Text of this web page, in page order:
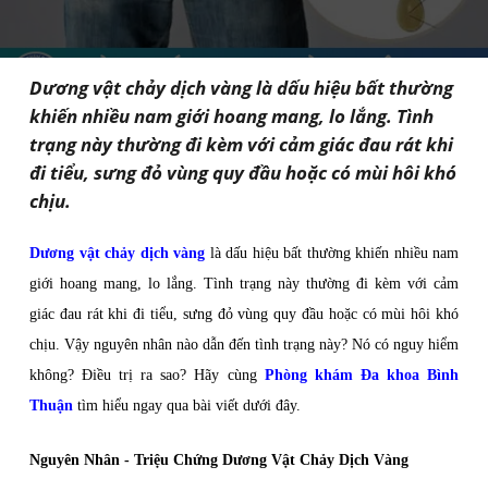
Dương vật chảy dịch vàng là dấu hiệu bất thường
khiến nhiều nam giới hoang mang, lo lắng. Tình
trạng này thường đi kèm với cảm giác đau rát khi
đi tiểu, sưng đỏ vùng quy đầu hoặc có mùi hôi khó
chịu.
Dương vật chảy dịch vàng là dấu hiệu bất thường khiến nhiều nam
giới hoang mang, lo lắng. Tình trạng này thường đi kèm với cảm
giác đau rát khi đi tiểu, sưng đỏ vùng quy đầu hoặc có mùi hôi khó
chịu. Vậy nguyên nhân nào dẫn đến tình trạng này? Nó có nguy hiểm
không? Điều trị ra sao? Hãy cùng Phòng khám Đa khoa Bình
Thuận tìm hiểu ngay qua bài viết dưới đây.
Nguyên Nhân - Triệu Chứng Dương Vật Chảy Dịch Vàng